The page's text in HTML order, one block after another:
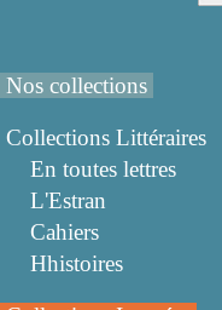
Nos collections
Collections Littéraires
En toutes lettres
L'Estran
Cahiers
Hhistoires